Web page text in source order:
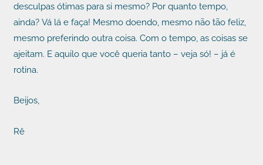
desculpas ótimas para si mesmo? Por quanto tempo,
ainda? Vá lá e faça! Mesmo doendo, mesmo não tão feliz,
mesmo preferindo outra coisa. Com o tempo, as coisas se
ajeitam. E aquilo que você queria tanto – veja só! – já é
rotina.
Beijos,
Rê